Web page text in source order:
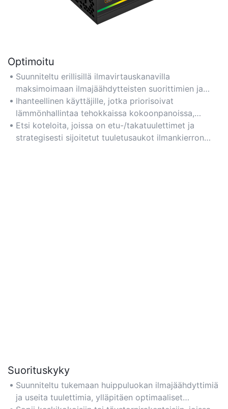
Optimoitu
Suunniteltu erillisillä ilmavirtauskanavilla
maksimoimaan ilmajäähdytteisten suorittimien ja
näytönohjainten jäähdytystehokkuus ja
varmistamaan vakaa suorituskyky intensiivisten
pelisessioiden aikana.
Ihanteellinen käyttäjille, jotka priorisoivat
lämmönhallintaa tehokkaissa kokoonpanoissa,
erityisesti ylikellotettujen komponenttien kanssa.
Etsi koteloita, joissa on etu-/takatuulettimet ja
strategisesti sijoitetut tuuletusaukot ilmankierron
Suorituskyky
Suunniteltu tukemaan huippuluokan ilmajäähdyttimiä
ja useita tuulettimia, ylläpitäen optimaaliset